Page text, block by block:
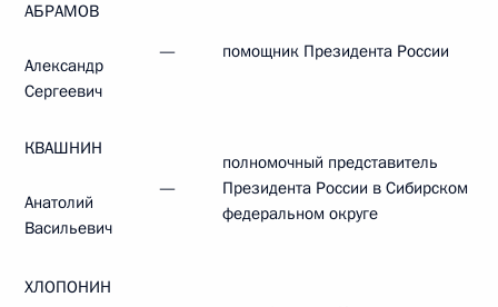
АБРАМОВ
Александр
Сергеевич
— помощник Президента России
КВАШНИН
Анатолий
Васильевич
—
полномочный представитель
Президента России в Сибирском
федеральном округе
ХЛОПОНИН